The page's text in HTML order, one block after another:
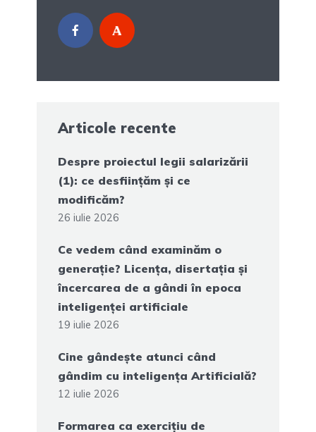
Articole recente
Despre proiectul legii salarizării
(1): ce desființăm și ce
modificăm?
26 iulie 2026
Ce vedem când examinăm o
generație? Licența, disertația și
încercarea de a gândi în epoca
inteligenței artificiale
19 iulie 2026
Cine gândește atunci când
gândim cu inteligența Artificială?
12 iulie 2026
Formarea ca exercițiu de